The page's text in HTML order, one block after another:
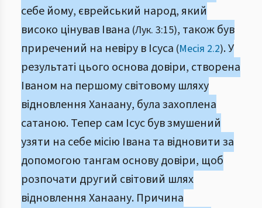
себе йому, єврейський народ, який
високо цінував Івана (Лук. 3:15), також був
приречений на невіру в Ісуса (Месія 2.2). У
результаті цього основа довіри, створена
Іваном на першому світовому шляху
відновлення Ханаану, була захоплена
сатаною. Тепер сам Ісус був змушений
узяти на себе місію Івана та відновити за
допомогою тангам основу довіри, щоб
розпочати другий світовий шлях
відновлення Ханаану. Причина